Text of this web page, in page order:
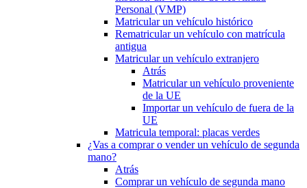
Personal (VMP)
Matricular un vehículo histórico
Rematricular un vehículo con matrícula
antigua
Matricular un vehículo extranjero
Atrás
Matricular un vehículo proveniente
de la UE
Importar un vehículo de fuera de la
UE
Matricula temporal: placas verdes
¿Vas a comprar o vender un vehículo de segunda
mano?
Atrás
Comprar un vehículo de segunda mano